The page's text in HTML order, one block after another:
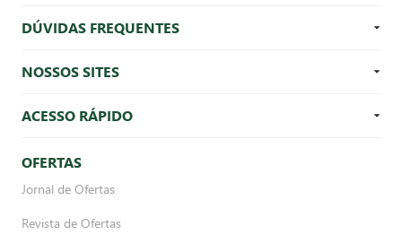
DÚVIDAS FREQUENTES
NOSSOS SITES
ACESSO RÁPIDO
OFERTAS
Jornal de Ofertas
Revista de Ofertas